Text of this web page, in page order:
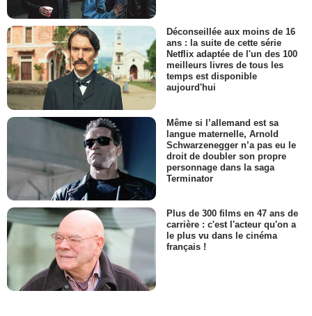
Déconseillée aux moins de 16
ans : la suite de cette série
Netflix adaptée de l'un des 100
meilleurs livres de tous les
temps est disponible
aujourd'hui
Même si l’allemand est sa
langue maternelle, Arnold
Schwarzenegger n’a pas eu le
droit de doubler son propre
personnage dans la saga
Terminator
Plus de 300 films en 47 ans de
carrière : c'est l'acteur qu'on a
le plus vu dans le cinéma
français !